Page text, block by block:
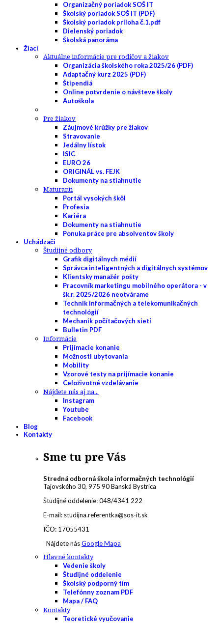
Organizačný poriadok SOŠ IT
Školský poriadok SOŠ IT (PDF)
Školský poriadok príloha č.1.pdf
Dielenský poriadok
Školská panoráma
Žiaci
Aktuálne informácie pre rodičov a žiakov
Organizácia školského roka 2025/26 (PDF)
Adaptačný kurz 2025 (PDF)
Štipendiá
Online potvrdenie o návšteve školy
Autoškola
Pre žiakov
Záujmové krúžky pre žiakov
Stravovanie
Jedálny lístok
ISIC
EURO 26
ORIGINÁL vs. FEJK
Dokumenty na stiahnutie
Maturanti
Portál vysokých škôl
Profesia
Kariéra
Dokumenty na stiahnutie
Ponuka práce pre absolventov školy
Uchádzači
Študijné odbory
Grafik digitálnych médií
Správca inteligentných a digitálnych systémov
Klientsky manažér pošty
Pracovník marketingu mobilného operátora - v
šk.r. 2025/2026 neotvárame
Technik informačných a telekomunikačných
technológií
Mechanik počítačových sietí
Bulletin PDF
Informácie
Prijímacie konanie
Možnosti ubytovania
Mobility
Vzorové testy na prijímacie konanie
Celoživotné vzdelávanie
Nájdete nás aj na...
Instagram
Youtube
Facebook
Blog
Kontakty
Sme tu pre Vás
Stredná odborná škola informačných technológií
Tajovského 30, 975 90 Banská Bystrica
Študijné oddelenie: 048/4341 222
E-mail: studijna.referentka@sos-it.sk
IČO: 17055431
Nájdete násGoogle Mapa
Hlavné kontakty
Vedenie školy
Študijné oddelenie
Školský podporný tím
Telefónny zoznam PDF
Mapa / FAQ
Kontakty
Teoretické vyučovanie